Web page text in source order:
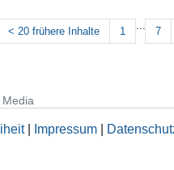
< 20 frühere Inhalte 1 7
Media
| Impressum|